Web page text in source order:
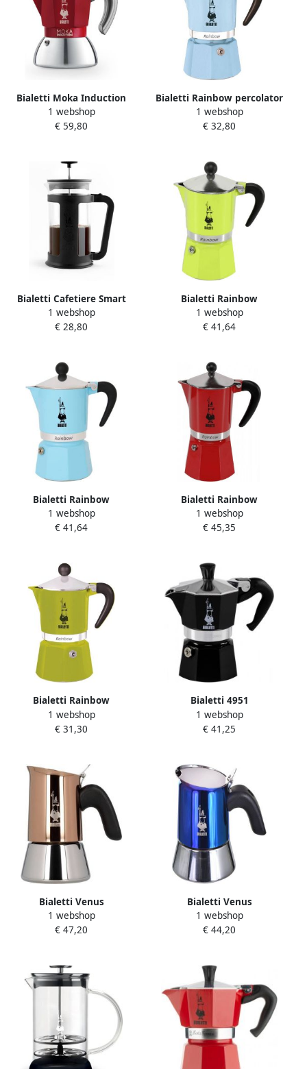
Bialetti Moka Induction
koffiezetapparaat 2 kopjes
rood
1 webshop
€ 59,80
Bialetti Rainbow percolator
lichtblauw 1 kopje
1 webshop
€ 32,80
Bialetti Cafetiere Smart
koffiezetapparaat zwart 8
kopjes handmatig
1 webshop
€ 28,80
Bialetti Rainbow
koffiezetapparaat groen 3
kopjes
1 webshop
€ 41,64
Bialetti Rainbow
koffiezetapparaat
lichtblauw 3 kopjes
1 webshop
€ 41,64
Bialetti Rainbow
koffiezetapparaat rood 6
kopjes
1 webshop
€ 45,35
Bialetti Rainbow
koffiezetapparaat groen 1
kopje
1 webshop
€ 31,30
Bialetti 4951
koffiezetapparaat zwart 1
kopje
1 webshop
€ 41,25
Bialetti Venus
koffiezetapparaat
koperkleurig 2 kopjes
1 webshop
€ 47,20
Bialetti Venus
koffiezetapparaat metallic
blauw 2 kopjes
1 webshop
€ 44,20